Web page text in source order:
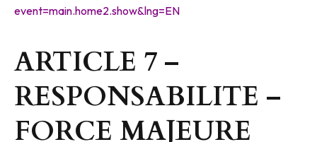
event=main.home2.show&lng=EN
ARTICLE 7 –
RESPONSABILITE –
FORCE MAJEURE